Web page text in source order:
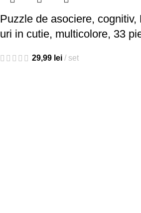
Puzzle de asociere, cognitiv,
uri in cutie, multicolore, 33
29,99 lei set